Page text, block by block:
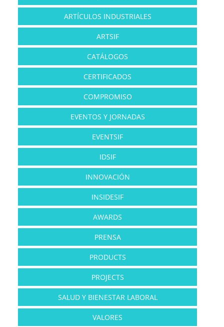
ARTÍCULOS INDUSTRIALES
ARTSIF
CATÁLOGOS
CERTIFICADOS
COMPROMISO
EVENTOS Y JORNADAS
EVENTSIF
IDSIF
INNOVACIÓN
INSIDESIF
AWARDS
PRENSA
PRODUCTS
PROJECTS
SALUD Y BIENESTAR LABORAL
VALORES